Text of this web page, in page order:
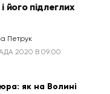
його підлеглих
Петрук
2020 В 09:00
як на Волині